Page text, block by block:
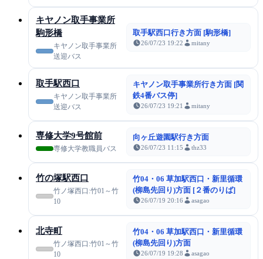
キヤノン取手事業所
駒形橋
キヤノン取手事業所
送迎バス
取手駅西口行き方面 [駒形橋]
26/07/23 19:22 mitany
取手駅西口
キヤノン取手事業所
送迎バス
キヤノン取手事業所行き方面 [関
鉄4番バス停]
26/07/23 19:21 mitany
専修大学9号館前
専修大学教職員バス
向ヶ丘遊園駅行き方面
26/07/23 11:15 thz33
竹の塚駅西口
竹ノ塚西口:竹01～竹
10
竹04・06 草加駅西口・新里循環
(柳島先回り)方面 [２番のりば]
26/07/19 20:16 asagao
北寺町
竹ノ塚西口:竹01～竹
10
竹04・06 草加駅西口・新里循環
(柳島先回り)方面
26/07/19 19:28 asagao